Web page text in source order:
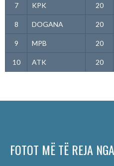
7 KPK 20
8 DOGANA 20
9 MPB 20
10 ATK 20
FOTOT MË TË REJA